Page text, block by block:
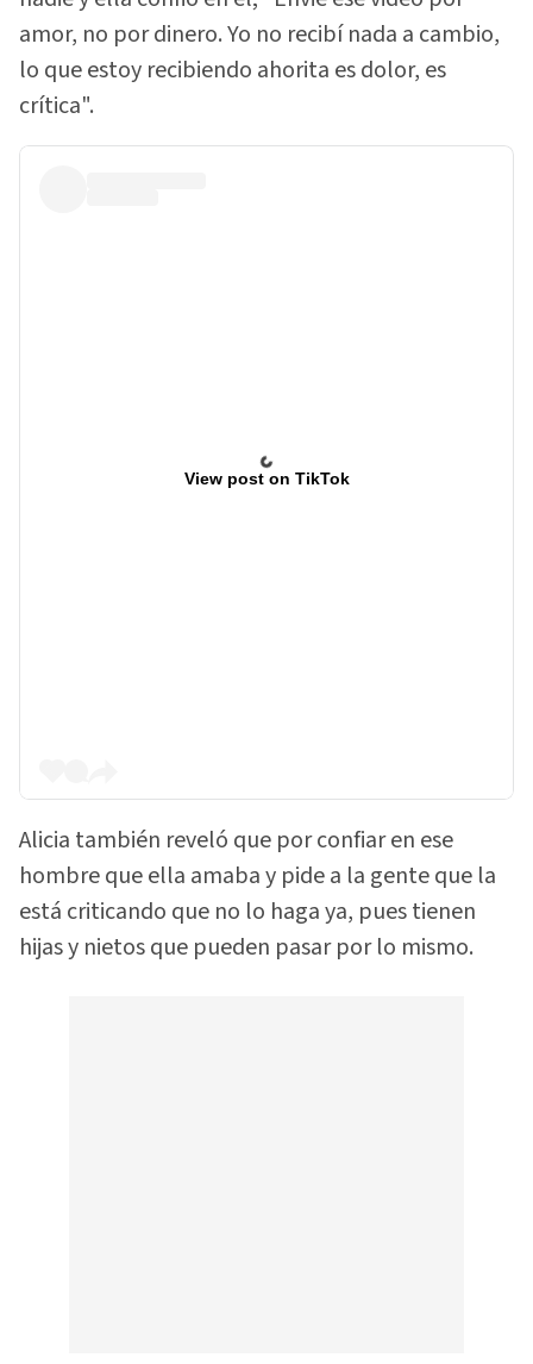
amor, no por dinero. Yo no recibí nada a cambio,
lo que estoy recibiendo ahorita es dolor, es
crítica".
View post on TikTok
Alicia también reveló que por confiar en ese
hombre que ella amaba y pide a la gente que la
está criticando que no lo haga ya, pues tienen
hijas y nietos que pueden pasar por lo mismo.